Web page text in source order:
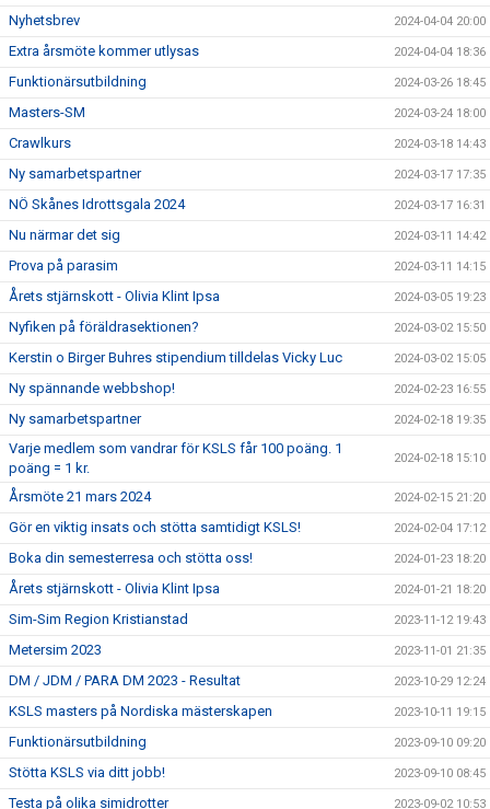
Nyhetsbrev 2024-04-04 20:00
Extra årsmöte kommer utlysas 2024-04-04 18:36
Funktionärsutbildning 2024-03-26 18:45
Masters-SM 2024-03-24 18:00
Crawlkurs 2024-03-18 14:43
Ny samarbetspartner 2024-03-17 17:35
NÖ Skånes Idrottsgala 2024 2024-03-17 16:31
Nu närmar det sig 2024-03-11 14:42
Prova på parasim 2024-03-11 14:15
Årets stjärnskott - Olivia Klint Ipsa 2024-03-05 19:23
Nyfiken på föräldrasektionen? 2024-03-02 15:50
Kerstin o Birger Buhres stipendium tilldelas Vicky Luc 2024-03-02 15:05
Ny spännande webbshop! 2024-02-23 16:55
Ny samarbetspartner 2024-02-18 19:35
Varje medlem som vandrar för KSLS får 100 poäng. 1
poäng = 1 kr.
2024-02-18 15:10
Årsmöte 21 mars 2024 2024-02-15 21:20
Gör en viktig insats och stötta samtidigt KSLS! 2024-02-04 17:12
Boka din semesterresa och stötta oss! 2024-01-23 18:20
Årets stjärnskott - Olivia Klint Ipsa 2024-01-21 18:20
Sim-Sim Region Kristianstad 2023-11-12 19:43
Metersim 2023 2023-11-01 21:35
DM / JDM / PARA DM 2023 - Resultat 2023-10-29 12:24
KSLS masters på Nordiska mästerskapen 2023-10-11 19:15
Funktionärsutbildning 2023-09-10 09:20
Stötta KSLS via ditt jobb! 2023-09-10 08:45
Testa på olika simidrotter 2023-09-02 10:53